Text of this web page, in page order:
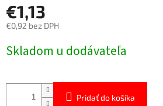
€1,13
€0,92 bez DPH
cena:
Skladom u dodávateľa
Pridať do košíka